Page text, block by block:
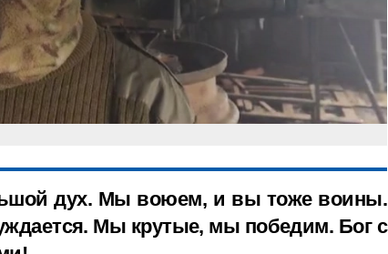
дух. Мы воюем, и вы тоже воины.
Мы крутые, мы победим. Бог с